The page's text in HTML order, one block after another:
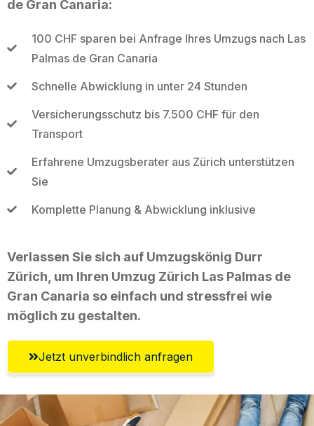
de Gran Canaria:
100 CHF sparen bei Anfrage Ihres Umzugs nach Las
Palmas de Gran Canaria
Schnelle Abwicklung in unter 24 Stunden
Versicherungsschutz bis 7.500 CHF für den
Transport
Erfahrene Umzugsberater aus Zürich unterstützen
Sie
Komplette Planung & Abwicklung inklusive
Verlassen Sie sich auf Umzugskönig Durr
Zürich, um Ihren Umzug Zürich Las Palmas de
Gran Canaria so einfach und stressfrei wie
möglich zu gestalten.
Jetzt unverbindlich anfragen